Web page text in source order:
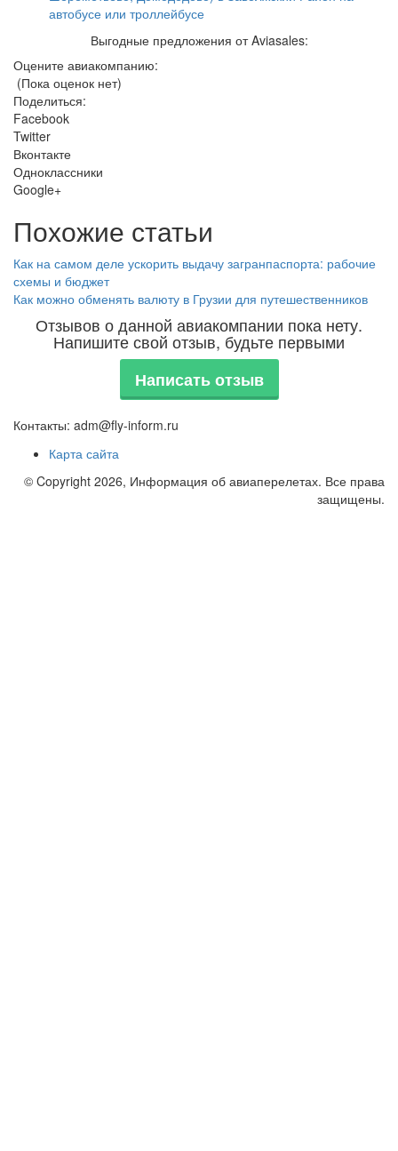
автобусе или троллейбусе
Выгодные предложения от Aviasales:
Оцените авиакомпанию:
(Пока оценок нет)
Поделиться:
Facebook
Twitter
Вконтакте
Одноклассники
Google+
Похожие статьи
Как на самом деле ускорить выдачу загранпаспорта: рабочие
схемы и бюджет
Как можно обменять валюту в Грузии для путешественников
Отзывов о данной авиакомпании пока нету.
Напишите свой отзыв, будьте первыми
Написать отзыв
Контакты: adm@fly-inform.ru
Карта сайта
© Copyright 2026, Информация об авиаперелетах. Все права
защищены.